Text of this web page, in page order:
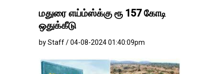
மதுரை எய்ம்ஸ்க்கு ரூ 157 கோடி
ஒதுக்கீடு
by Staff / 04-08-2024 01:40:09pm